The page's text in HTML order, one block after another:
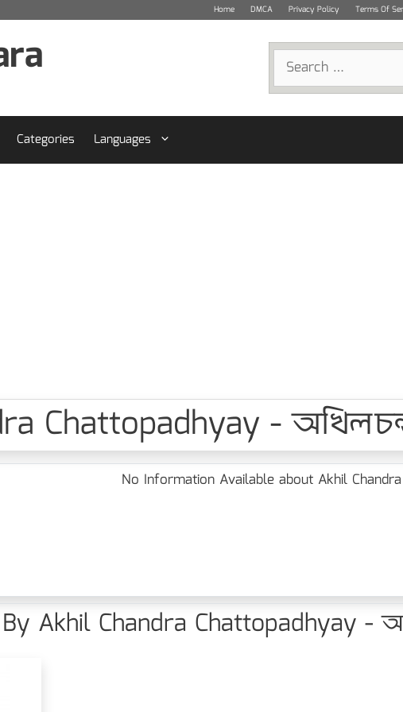
Home DMCA Privacy Policy Terms Of
Search
for:
Categories Languages
Chattopadhyay -
No Information Available about Akhil Chandra
Akhil Chandra Chattopadhyay -